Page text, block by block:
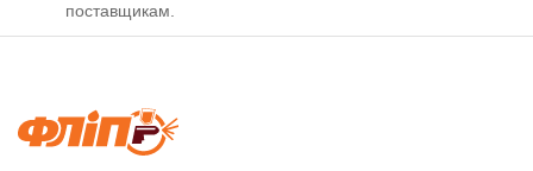
поставщикам.